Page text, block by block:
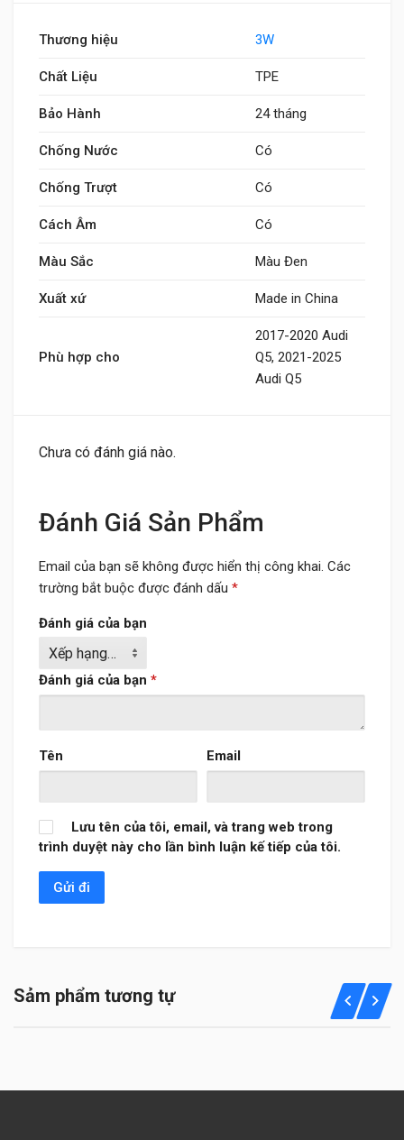
Thương hiệu 3W
Chất Liệu TPE
Bảo Hành 24 tháng
Chống Nước Có
Chống Trượt Có
Cách Âm Có
Màu Sắc Màu Đen
Xuất xứ Made in China
Phù hợp cho
2017-2020 Audi
Q5, 2021-2025
Audi Q5
Chưa có đánh giá nào.
Đánh Giá Sản Phẩm
Email của bạn sẽ không được hiển thị công khai. Các
trường bắt buộc được đánh dấu *
Đánh giá của bạn
Đánh giá của bạn *
Tên Email
Lưu tên của tôi, email, và trang web trong
trình duyệt này cho lần bình luận kế tiếp của tôi.
Sảm phẩm tương tự